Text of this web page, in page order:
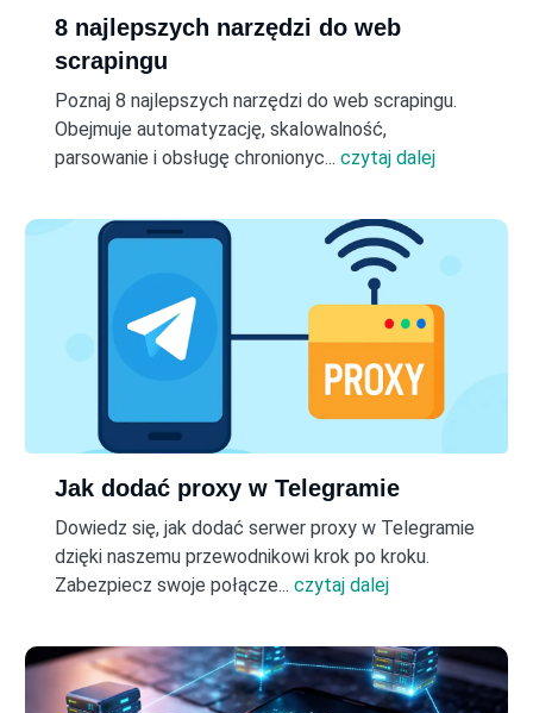
8 najlepszych narzędzi do web
scrapingu
Poznaj 8 najlepszych narzędzi do web scrapingu.
Obejmuje automatyzację, skalowalność,
parsowanie i obsługę chronionyc... czytaj dalej
Jak dodać proxy w Telegramie
Dowiedz się, jak dodać serwer proxy w Telegramie
dzięki naszemu przewodnikowi krok po kroku.
Zabezpiecz swoje połącze... czytaj dalej